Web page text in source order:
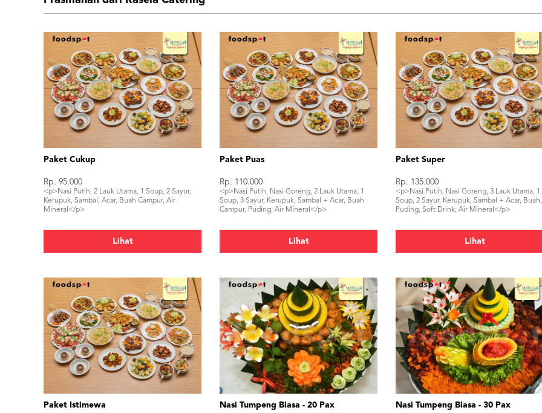
Paket Cukup
Rp. 95.000
<p>Nasi Putih, 2 Lauk Utama, 1 Soup, 2 Sayur,
Kerupuk, Sambal, Acar, Buah Campur, Air
Mineral</p>
Lihat
Paket Puas
Rp. 110.000
<p>Nasi Putih, Nasi Goreng, 2 Lauk Utama, 1
Soup, 3 Sayur, Kerupuk, Sambal + Acar, Buah
Campur, Puding, Air Mineral</p>
Lihat
Paket Super
Rp. 135.000
<p>Nasi Putih, Nasi Goreng, 3 Lauk Utama, 1
Soup, 2 Sayur, Kerupuk, Sambal + Acar, Buah,
Puding, Soft Drink, Air Mineral</p>
Lihat
Paket Istimewa Nasi Tumpeng Biasa - 20 Pax Nasi Tumpeng Biasa - 30 Pax